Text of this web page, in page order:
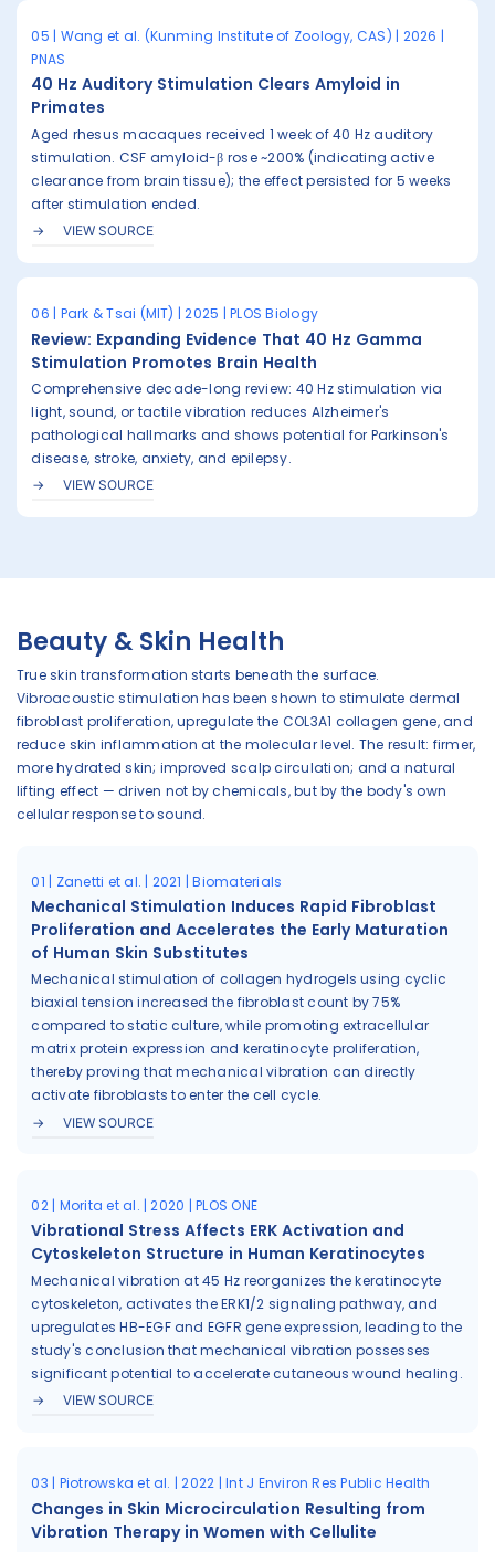
05 | Wang et al. (Kunming Institute of Zoology, CAS) | 2026 |
PNAS
40 Hz Auditory Stimulation Clears Amyloid in
Primates
Aged rhesus macaques received 1 week of 40 Hz auditory
stimulation. CSF amyloid-β rose ~200% (indicating active
clearance from brain tissue); the effect persisted for 5 weeks
after stimulation ended.
VIEW SOURCE
06 | Park & Tsai (MIT) | 2025 | PLOS Biology
Review: Expanding Evidence That 40 Hz Gamma
Stimulation Promotes Brain Health
Comprehensive decade-long review: 40 Hz stimulation via
light, sound, or tactile vibration reduces Alzheimer's
pathological hallmarks and shows potential for Parkinson's
disease, stroke, anxiety, and epilepsy.
VIEW SOURCE
Beauty & Skin Health
True skin transformation starts beneath the surface.
Vibroacoustic stimulation has been shown to stimulate dermal
fibroblast proliferation, upregulate the COL3A1 collagen gene, and
reduce skin inflammation at the molecular level. The result: firmer,
more hydrated skin; improved scalp circulation; and a natural
lifting effect — driven not by chemicals, but by the body's own
cellular response to sound.
01 | Zanetti et al. | 2021 | Biomaterials
Mechanical Stimulation Induces Rapid Fibroblast
Proliferation and Accelerates the Early Maturation
of Human Skin Substitutes
Mechanical stimulation of collagen hydrogels using cyclic
biaxial tension increased the fibroblast count by 75%
compared to static culture, while promoting extracellular
matrix protein expression and keratinocyte proliferation,
thereby proving that mechanical vibration can directly
activate fibroblasts to enter the cell cycle.
VIEW SOURCE
02 | Morita et al. | 2020 | PLOS ONE
Vibrational Stress Affects ERK Activation and
Cytoskeleton Structure in Human Keratinocytes
Mechanical vibration at 45 Hz reorganizes the keratinocyte
cytoskeleton, activates the ERK1/2 signaling pathway, and
upregulates HB-EGF and EGFR gene expression, leading to the
study's conclusion that mechanical vibration possesses
significant potential to accelerate cutaneous wound healing.
VIEW SOURCE
03 | Piotrowska et al. | 2022 | Int J Environ Res Public Health
Changes in Skin Microcirculation Resulting from
Vibration Therapy in Women with Cellulite